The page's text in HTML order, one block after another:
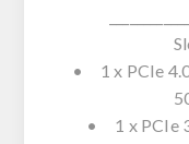
• 1 x PCIe 4.0
• 1 x PCIe